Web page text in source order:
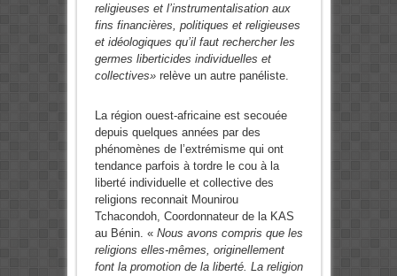
religieuses et l’instrumentalisation aux
fins financières, politiques et religieuses
et idéologiques qu’il faut rechercher les
germes liberticides individuelles et
collectives»relève un autre panéliste.
La région ouest-africaine est secouée
depuis quelques années par des
phénomènes de l’extrémisme qui ont
tendance parfois à tordre le cou à la
liberté individuelle et collective des
religions reconnait Mounirou
Tchacondoh, Coordonnateur de la KAS
au Bénin. « Nous avons compris que les
religions elles-mêmes, originellement
font la promotion de la liberté. La religion